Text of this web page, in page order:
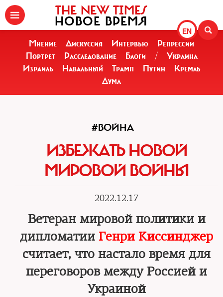
EN
THE NEW TIMES
НОВОЕ ВРЕМЯ
Мнение Дискуссия Интервью
Репрессии
Портрет
Расследование Блоги /
Украина
Израиль
Навальный Трамп Путин
Кремль
Дума
#ВОЙНА
ИЗБЕЖАТЬ НОВОЙ
МИРОВОЙ ВОЙНЫ
2022.12.17
Ветеран мировой политики и
дипломатии Генри Киссинджер
считает, что настало время для
переговоров между Россией и
Украиной